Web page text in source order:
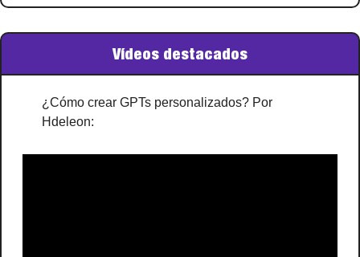
Vídeos destacados
¿Cómo crear GPTs personalizados? Por
Hdeleon: